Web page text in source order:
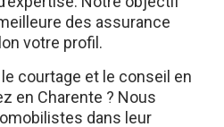
votre profil.
courtage et le conseil en
en Charente ? Nous
dans leur
afin de déterminer